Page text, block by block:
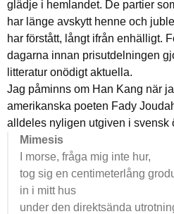
glädje i hemlandet. De partier
har länge avskytt henne och
har förstått, långt ifrån enhälligt.
dagarna innan prisutdelningen
litteratur onödigt aktuella.
Jag påminns om Han Kang när
amerikanska poeten Fady
alldeles nyligen utgiven i svensk
Mimesis
I morse, fråga mig inte hur,
tog sig en centimeterlång
in i mitt hus
under den direktsända